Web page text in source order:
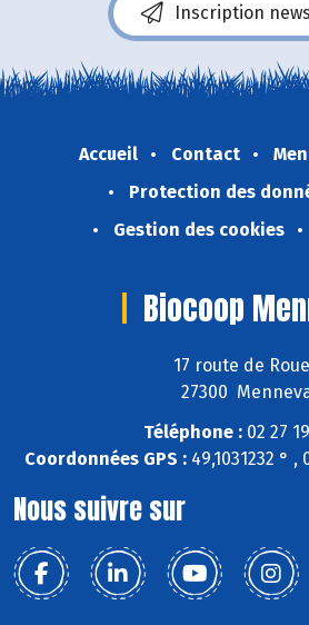
Inscription
Accueil Contact
Protection des
Gestion des cookies
Biocoop
17 route de
27300
Téléphone :02 27
Coordonnées GPS :49,1031232 ° ,
Nous suivre sur